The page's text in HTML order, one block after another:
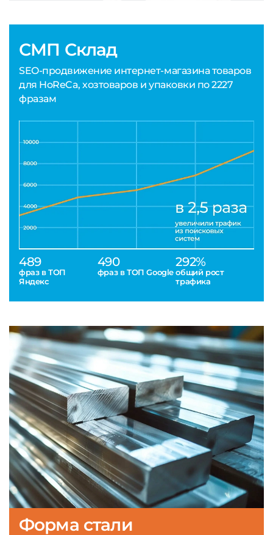
СМП Склад
SEO-продвижение интернет-магазина товаров
для HoReCa, хозтоваров и упаковки по 2227
фразам
489
фраз в ТОП
Яндекс
490
фраз в ТОП Google
292%
общий рост
трафика
Форма стали